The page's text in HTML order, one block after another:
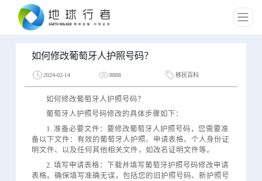
如何修改葡萄牙人护照号码？
2024-02-14 8888 移民百科
如何修改葡萄牙人护照号码？
葡萄牙人护照号码修改的具体步骤如下：
1. 准备必要文件：要修改葡萄牙人护照号码，您需要准
备以下文件：有效的葡萄牙人护照、申请表格、个人身份证
明文件、以及任何其他相关文件，如改名证明文件等。
2. 填写申请表格：下载并填写葡萄牙护照号码修改申请
表格。确保填写准确无误，包括您的旧护照号码、新护照号